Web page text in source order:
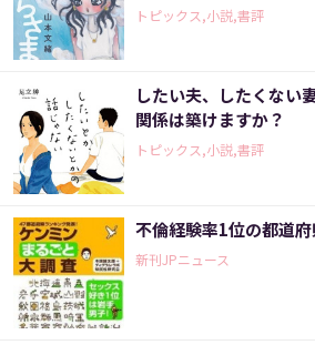
トピックス,小説,書評
したい夫、したくない
関係は築けますか？
トピックス,小説,書評
不倫経験率1位の都道
新刊JPニュース